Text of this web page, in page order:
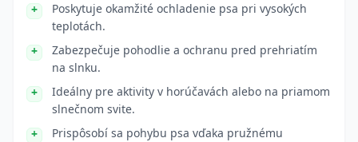
Poskytuje okamžité ochladenie psa pri vysokých
teplotách.
Zabezpečuje pohodlie a ochranu pred prehriatím
na slnku.
Ideálny pre aktivity v horúčavách alebo na priamom
slnečnom svite.
Prispôsobí sa pohybu psa vďaka pružnému